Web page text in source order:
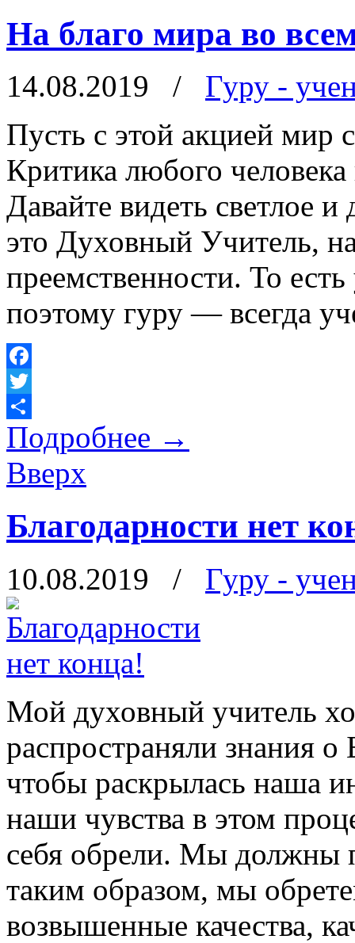
На благо мира во
14.08.2019 /
Гуру -
Пусть с этой акцией мир
Критика любого
Давайте видеть светлое
это Духовный Учитель,
преемственности. То есть
поэтому гуру — всегда
Facebook
Twitter
Отправить
Подробнее →
Вверх
Благодарности нет
10.08.2019 / Гуру -
Мой духовный учитель
распространяли знания
чтобы раскрылась наша
наши чувства в этом
себя обрели. Мы должны
таким образом, мы
возвышенные качества,